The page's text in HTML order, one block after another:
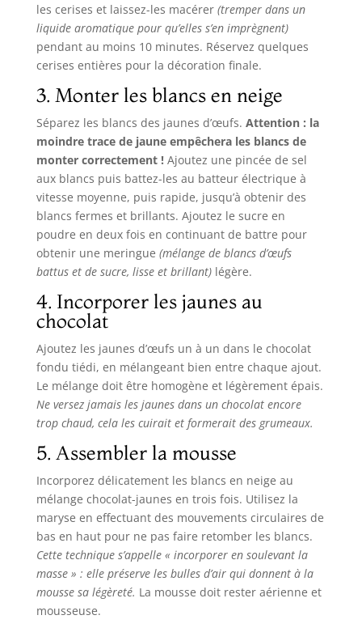
les cerises et laissez-les macérer (tremper dans un
liquide aromatique pour qu’elles s’en imprègnent)
pendant au moins 10 minutes. Réservez quelques
cerises entières pour la décoration finale.
3. Monter les blancs en neige
Séparez les blancs des jaunes d’œufs. Attention : la
moindre trace de jaune empêchera les blancs de
monter correctement !Ajoutez une pincée de sel
aux blancs puis battez-les au batteur électrique à
vitesse moyenne, puis rapide, jusqu’à obtenir des
blancs fermes et brillants. Ajoutez le sucre en
poudre en deux fois en continuant de battre pour
obtenir une meringue (mélange de blancs d’œufs
battus et de sucre, lisse et brillant)légère.
4. Incorporer les jaunes au
chocolat
Ajoutez les jaunes d’œufs un à un dans le chocolat
fondu tiédi, en mélangeant bien entre chaque ajout.
Le mélange doit être homogène et légèrement épais.
Ne versez jamais les jaunes dans un chocolat encore
trop chaud, cela les cuirait et formerait des grumeaux.
5. Assembler la mousse
Incorporez délicatement les blancs en neige au
mélange chocolat-jaunes en trois fois. Utilisez la
maryse en effectuant des mouvements circulaires de
bas en haut pour ne pas faire retomber les blancs.
Cette technique s’appelle « incorporer en soulevant la
masse » : elle préserve les bulles d’air qui donnent à la
mousse sa légèreté. La mousse doit rester aérienne et
mousseuse.